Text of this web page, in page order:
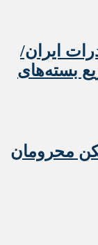
صادرات ایران/
بسته‌های
محرومان